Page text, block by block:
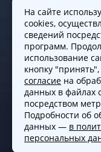
Политики
Политика
данных
Согласие на
Согласие на
данных
© 2010-2026. Все
На сайте
cookies,
сведений
программ.
использование
кнопку
согласие на
данных в файлах
посредством
Подробности об
данных — в
персональных